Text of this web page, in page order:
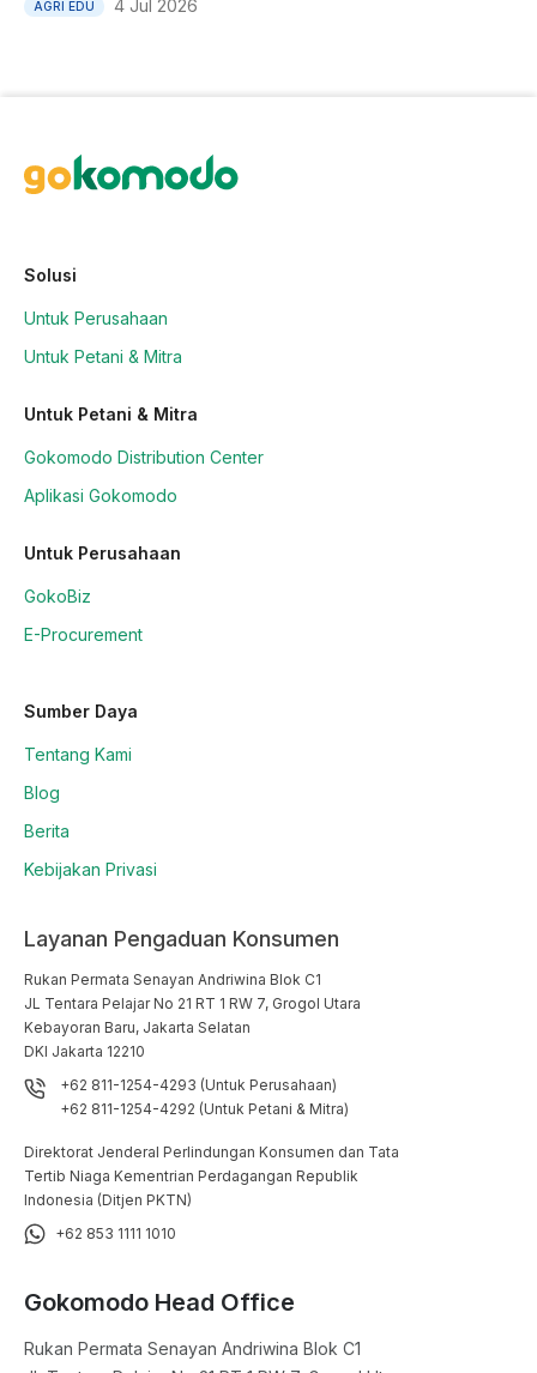
AGRI EDU 4 Jul 2026
Solusi
Untuk Perusahaan
Untuk Petani & Mitra
Untuk Petani & Mitra
Gokomodo Distribution Center
Aplikasi Gokomodo
Untuk Perusahaan
GokoBiz
E-Procurement
Sumber Daya
Tentang Kami
Blog
Berita
Kebijakan Privasi
Layanan Pengaduan Konsumen
Rukan Permata Senayan Andriwina Blok C1
JL Tentara Pelajar No 21 RT 1 RW 7, Grogol Utara
Kebayoran Baru, Jakarta Selatan
DKI Jakarta 12210
+62 811-1254-4293 (Untuk Perusahaan)
+62 811-1254-4292 (Untuk Petani & Mitra)
Direktorat Jenderal Perlindungan Konsumen dan Tata
Tertib Niaga Kementrian Perdagangan Republik
Indonesia (Ditjen PKTN)
+62 853 1111 1010
Gokomodo Head Office
Rukan Permata Senayan Andriwina Blok C1